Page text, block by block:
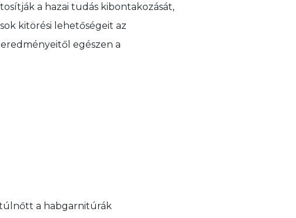
a hazai tudás kibontakozását,
kitörési lehetőségeit az
egészen a
túlnőtt a habgarnitúrák